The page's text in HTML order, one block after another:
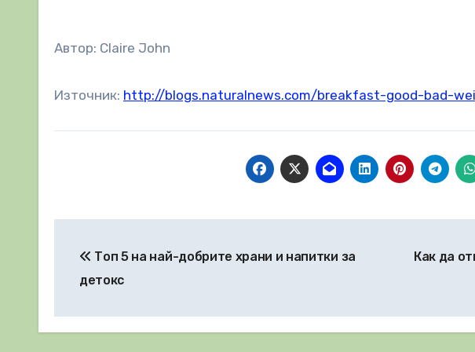
Автор: Claire John
Източник: http://blogs.naturalnews.com/breakfast-good-bad-
Топ 5 на най-добрите храни и напитки за
детокс
Как да